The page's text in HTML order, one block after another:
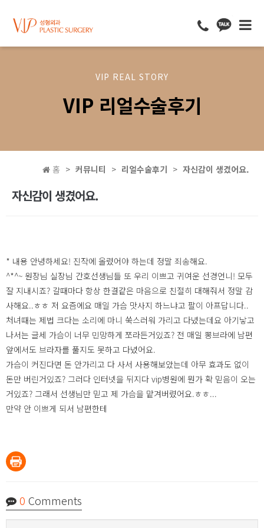
VIP REAL STORY
VIP 리얼수술후기
홈 커뮤니티 리얼수술후기 자신감이 생겼어요.
자신감이 생겼어요.
* 내용 안녕하세요! 진작에 올렸어야 하는데 정말 죄송해요.
^*^~ 원장님 실장님 간호선생님들 또 우리 이쁘고 귀여운 선경언니! 모두
잘 지내시죠? 갈때마다 항상 한결같은 마음으로 친절히 대해줘서 정말 감
사해요..ㅎㅎ 저 요즘에요 매일 가슴 맛사지 하느냐고 팔이 아프답니다..
처녀때는 제법 크다는 소리에 마니 쑥스러워 가리고 다녔는데요 아기낳고
나서는 글세 가슴이 너무 민망하게 쪼라든거있죠? 전 매일 뽕브라에 남편
앞에서도 브라자를 풀지도 못하고 다녔어요.
가슴이 커진다면 돈 안가리고 다 사서 사용해보았는데 아무 효과도 없이
돈만 버린거있죠? 그러다 인터넷을 뒤지다 vip병원에 뭔가 확 믿음이 오는
거있죠? 그래서 선생님만 믿고 제 가슴을 맡겨버렸어요.ㅎㅎ...
만약 안 이쁘게 되서 남편한테
0 Comments